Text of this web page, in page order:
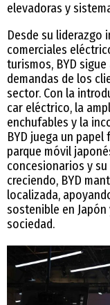
elevadoras y
Desde su liderazgo
comerciales
turismos, BYD
demandas de los
sector. Con la
car eléctrico, la
enchufables y la
BYD juega un
parque móvil
concesionarios y
creciendo, BYD
localizada,
sostenible en
sociedad.